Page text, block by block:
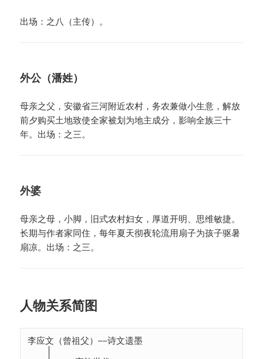
出场：之八（主传）。
外公（潘姓）
母亲之父，安徽省三河附近农村，务农兼做小生意，解放
前夕购买土地致使全家被划为地主成分，影响全族三十
年。出场：之三。
外婆
母亲之母，小脚，旧式农村妇女，厚道开明、思维敏捷。
长期与作者家同住，每年夏天彻夜轮流用扇子为孩子驱暑
扇凉。出场：之三。
人物关系简图
李应文（曾祖父）——诗文遗墨